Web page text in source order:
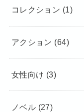
コレクション (1)
アクション (64)
女性向け (3)
ノベル (27)